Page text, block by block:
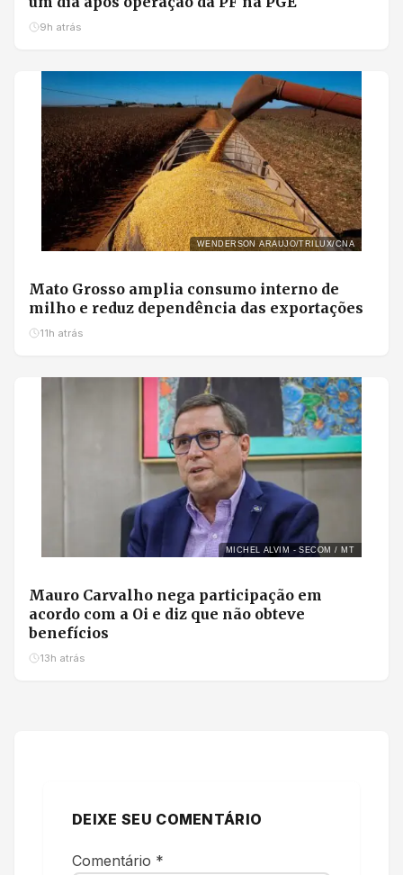
9h atrás
WENDERSON ARAUJO/TRILUX/CNA
Mato Grosso amplia consumo interno de
milho e reduz dependência das exportações
11h atrás
MICHEL ALVIM - SECOM / MT
Mauro Carvalho nega participação em
acordo com a Oi e diz que não obteve
benefícios
13h atrás
DEIXE SEU COMENTÁRIO
Comentário *